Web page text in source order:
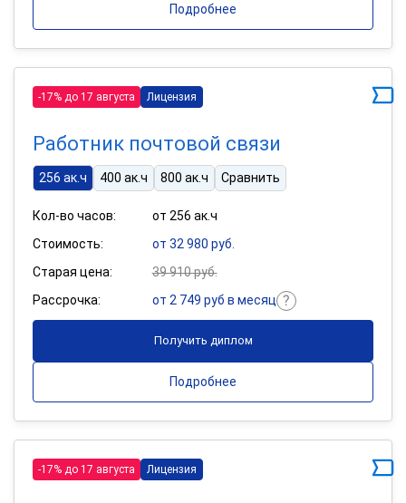
Подробнее
-17% до 17 августа Лицензия
Работник почтовой связи
256 ак.ч 400 ак.ч 800 ак.ч Сравнить
Кол-во часов:
от 256 ак.ч
Стоимость:
от 32 980 руб.
Старая цена:
39 910 руб.
Рассрочка:
от 2 749 руб в месяц
Получить диплом
Подробнее
-17% до 17 августа Лицензия